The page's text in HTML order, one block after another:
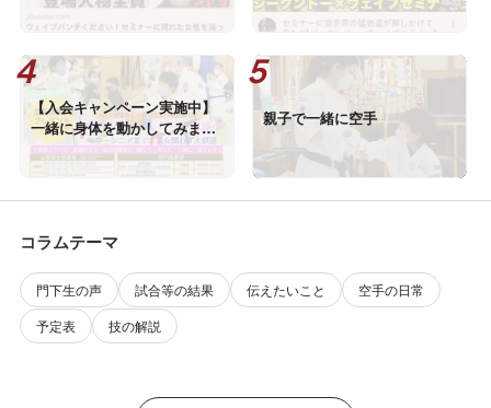
【入会キャンペーン実施中】
一緒に身体を動かしてみませ
んか？
親子で一緒に空手
コラムテーマ
門下生の声 試合等の結果 伝えたいこと
空手の日常
予定表
技の解説